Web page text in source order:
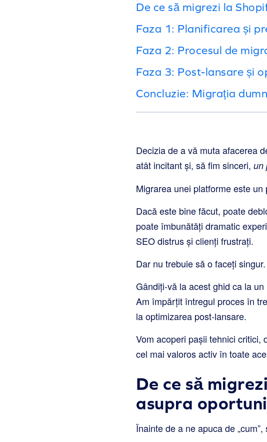
De ce să migrezi la
Faza 1: Planificarea și
Faza 2: Procesul de
Faza 3: Post-lansare și
Concluzie: Migrația
Decizia de a vă muta afacerea
atât incitant și, să fim sinceri, un
Migrarea unei platforme este
Dacă este bine făcut, poate
poate îmbunătăți dramatic
SEO distrus și clienți frustrați.
Dar nu trebuie să o faceți singur.
Gândiți-vă la acest ghid ca la
Am împărțit întregul proces în
la optimizarea post-lansare.
Vom acoperi pașii tehnici critici,
cel mai valoros activ în toate
De ce să
asupra
Înainte de a ne apuca de